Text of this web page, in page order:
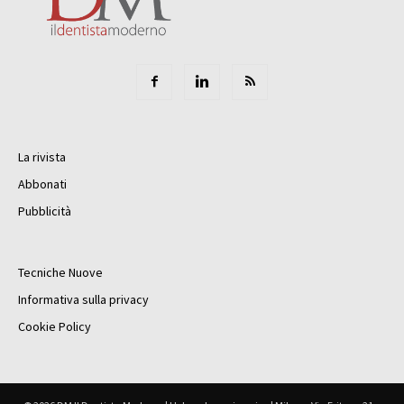
La rivista
Abbonati
Pubblicità
Tecniche Nuove
Informativa sulla privacy
Cookie Policy